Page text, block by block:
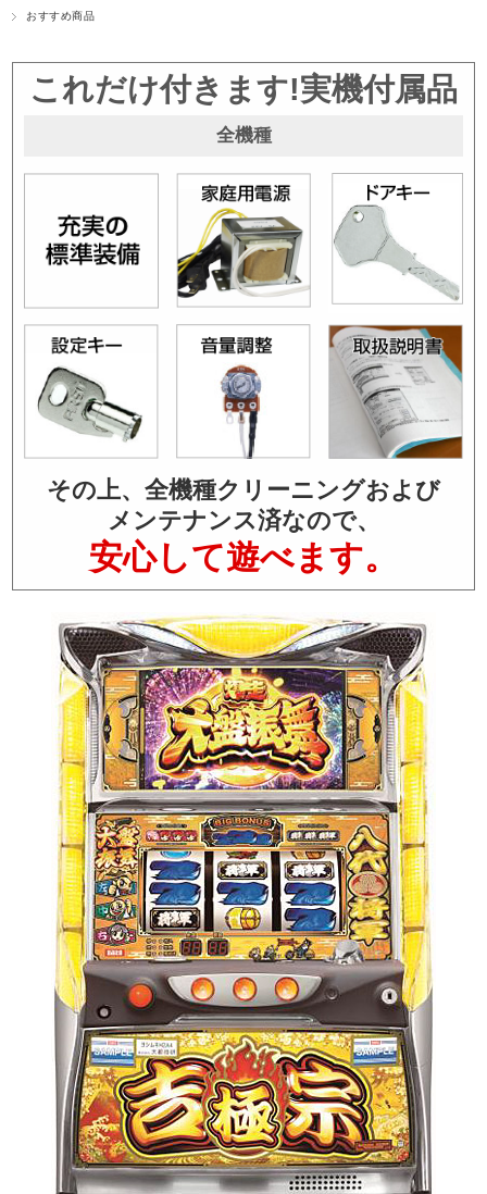
おすすめ商品
これだけ付きます!実機付属品
全機種
その上、全機種クリーニングおよび
メンテナンス済なので、
安心して遊べます。